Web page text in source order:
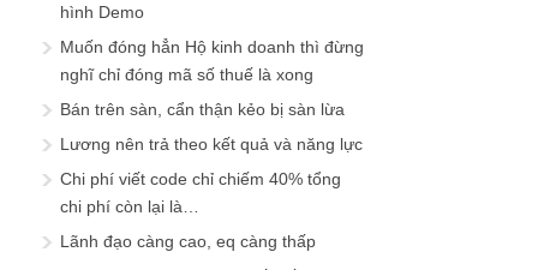
hình Demo
Muốn đóng hẳn Hộ kinh doanh thì đừng
nghĩ chỉ đóng mã số thuế là xong
Bán trên sàn, cẩn thận kẻo bị sàn lừa
Lương nên trả theo kết quả và năng lực
Chi phí viết code chỉ chiếm 40% tổng
chi phí còn lại là…
Lãnh đạo càng cao, eq càng thấp